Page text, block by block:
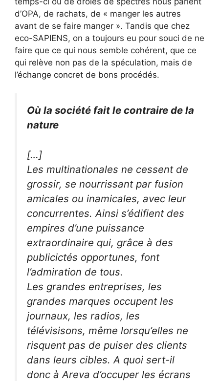
d’OPA, de rachats, de « manger les autres
avant de se faire manger ». Tandis que chez
eco-SAPIENS, on a toujours eu pour souci de ne
faire que ce qui nous semble cohérent, que ce
qui relève non pas de la spéculation, mais de
l’échange concret de bons procédés.
Où la société fait le contraire de la
nature
[…]
Les multinationales ne cessent de
grossir, se nourrissant par fusion
amicales ou inamicales, avec leur
concurrentes. Ainsi s’édifient des
empires d’une puissance
extraordinaire qui, grâce à des
publicictés opportunes, font
l’admiration de tous.
Les grandes entreprises, les
grandes marques occupent les
journaux, les radios, les
télévisisons, même lorsqu’elles ne
risquent pas de puiser des clients
dans leurs cibles. A quoi sert-il
donc à Areva d’occuper les écrans